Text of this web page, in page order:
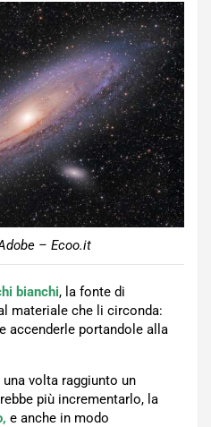
– Ecoo.it
bianchi, la fonte di
materiale che li circonda:
accenderle portandole alla
una volta raggiunto un
più incrementarlo, la
e anche in modo